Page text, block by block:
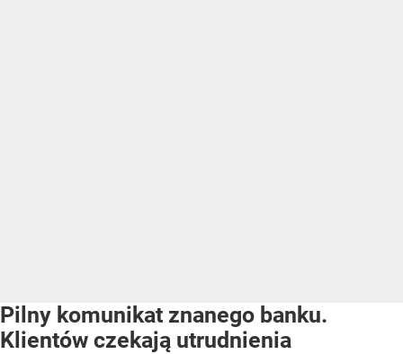
Pilny komunikat znanego banku.
Klientów czekają utrudnienia